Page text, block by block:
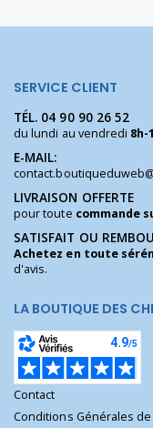
SERVICE CLIENT
TÉL. 04 90 90 26 52
du lundi au vendredi 8h-
E-MAIL:
LIVRAISON OFFERTE
pour toute commande
SATISFAIT OU
Achetez en toute
d'avis.
LA BOUTIQUE DES
Contact
Conditions Générales